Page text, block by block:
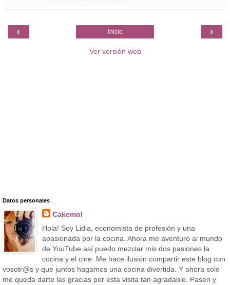
‹ ›
Inicio
Ver versión web
Datos personales
Cakemol
Hola! Soy Lidia, economista de profesión y una
apasionada por la cocina. Ahora me aventuro al mundo
de YouTube así puedo mezclar mis dos pasiones la
cocina y el cine. Me hace ilusión compartir este blog con
vosotr@s y que juntos hagamos una cocina divertida. Y ahora solo
me queda darte las gracias por esta visita tan agradable. Pasen y